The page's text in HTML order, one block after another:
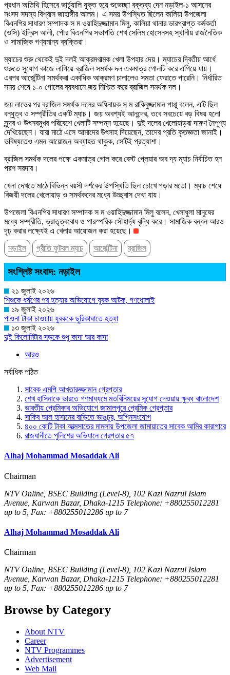
প্রধান অতিথি হিসেবে ভার্চুয়ালি যুক্ত হয়ে শুভেচ্ছা বক্তব্য দেন নড়াইল-১ আসনের
সংসদ সদস্য বিশ্বাস জাহাঙ্গীর আলম। এ সময় উপস্থিত ছিলেন কালিয়া উপজেলা
বিএনপির সাধারণ সম্পাদক স ম ওয়াহিদুজ্জামান মিলু, কালিয়া থানার ভারপ্রাপ্ত কর্মকর্তা
(ওসি) ইদ্রিস আলী, পৌর বিএনপির সভাপতি শেখ সেলিম হোসেনসহ স্থানীয় রাজনৈতিক
ও সামাজিক গণ্যমান্য ব্যক্তিরা।
ম্যাচের শুরু থেকেই দুই দলই আক্রমণাত্মক খেলা উপহার দেয়। ম্যাচের দ্বিতীয় আর্ধে
শুরুতে সুযোগ কাজে লাগিয়ে ব্রাজিল সমর্থক দল একমাত্র গোলটি করে এগিয়ে যায়।
এরপর আর্জেন্টিনা সমর্থকরা একাধিক আক্রমণ চালালেও সমতা ফেরাতে পারেনি। নির্ধারিত
সময় শেষে ১-০ গোলের ব্যবধানে জয় নিশ্চিত করে ব্রাজিল সমর্থক দল।
জয় লাভের পর ব্রাজিল সমর্থক দলের অধিনায়ক স ম রাকিবুজ্জামান পাপ্পু বলেন, এটি ছিল
বন্ধুত্ব ও সম্প্রীতির একটি ম্যাচ। জয় অবশ্যই আনন্দের, তবে সবচেয়ে বড় বিষয় হলো
সুন্দর ও উৎসবমুখর পরিবেশে খেলাটি সম্পন্ন হয়েছে। দুই দলের খেলোয়াড়রা দারুণ নৈপুণ্য
দেখিয়েছেন। যারা মাঠে এসে আমাদের উৎসাহ দিয়েছেন, তাদের প্রতি কৃতজ্ঞতা জানাই।
ভবিষ্যতেও এমন আয়োজন অব্যাহত থাকুক, সেটিই প্রত্যাশা।
ব্রাজিল সমর্থক দলের পক্ষে একমাত্র গোল করে বেস্ট প্লেয়ার অব দ্য ম্যাচ নির্বাচিত হন
পরশ সরদার।
খেলা দেখতে মাঠে বিভিন্ন বয়সী দর্শকের উপস্থিতি ছিল চোখে পড়ার মতো। ম্যাচ শেষে
বিজয়ী দলের খেলোয়াড় ও সমর্থকদের মধ্যে উচ্ছ্বাস দেখা যায়।
উপজেলা বিএনপির সাধারণ সম্পাদক স ম ওয়াহিদুজ্জামান মিলু বলেন, খেলাধুলা মানুষের
মধ্যে সম্প্রীতি, ভ্রাতৃত্ববোধ ও পারস্পরিক সৌহার্দ্য বৃদ্ধি করে। সামাজিক বন্ধন আরও
দৃঢ় করার লক্ষ্যেই এ খেলার আয়োজন করা হয়েছে।
নড়াইল
প্রীতি ফুটবল ম্যাচ আর্জেন্টিনা ব্রাজিল
সংশ্লিষ্ট সংবাদ: নড়াইল
২১ জুলাই ২০২৬
শিশুকে ধর্ষণের পর হত্যার অভিযোগে যুবক আটক, গণধোলাই
১৯ জুলাই ২০২৬
পাওনা টাকা চাওয়ায় যুবককে ছুরিকাঘাতে হত্যা
১৩ জুলাই ২০২৬
দুই কিলোমিটার সড়কে শুধু কাদা আর কাদা
আরও
সর্বাধিক পঠিত
সাবেক এমপি আখতারুজ্জামান গ্রেপ্তার
শেখ হাসিনাকে ভারতে গণমাধ্যমে মতবিনিময়ের সুযোগ দেওয়ায় ক্ষুব্ধ বাংলাদেশ
ভারতীয় প্রেমিকার অভিযোগে জামালপুরে প্রেমিক গ্রেপ্তার
সাকিব আল হাসানের বাড়িতে ভাঙচুর, অগ্নিসংযোগ
৪০০ কোটি টাকা আত্মসাতের মামলায় উপজেলা জামায়াতের সাবেক আমির কারাগারে
রাজধানীতে পুলিশের অভিযানে গ্রেপ্তার ৫৭
Alhaj Mohammad Mosaddak Ali
Chairman
NTV Online, BSEC Building (Level-8), 102 Kazi Nazrul Islam
Avenue, Karwan Bazar, Dhaka-1215 Telephone: +880255012281
up to 5, Fax: +880255012286 up to 7
Alhaj Mohammad Mosaddak Ali
Chairman
NTV Online, BSEC Building (Level-8), 102 Kazi Nazrul Islam
Avenue, Karwan Bazar, Dhaka-1215 Telephone: +880255012281
up to 5, Fax: +880255012286 up to 7
Browse by Category
About NTV
Career
NTV Programmes
Advertisement
Web Mail